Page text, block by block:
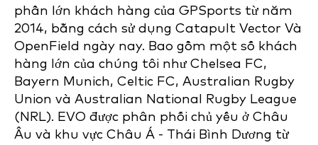
phần lớn khách hàng của GPSports từ năm
2014, bằng cách sử dụng Catapult Vector Và
OpenField ngày nay. Bao gồm một số khách
hàng lớn của chúng tôi như Chelsea FC,
Bayern Munich, Celtic FC, Australian Rugby
Union và Australian National Rugby League
(NRL). EVO được phân phối chủ yếu ở Châu
Âu và khu vực Châu Á - Thái Bình Dương từ